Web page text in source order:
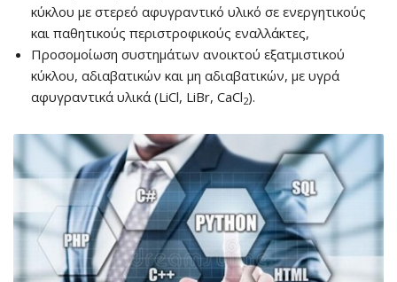
κύκλου με στερεό αφυγραντικό υλικό σε ενεργητικούς
και παθητικούς περιστροφικούς εναλλάκτες,
Προσομοίωση συστημάτων ανοικτού εξατμιστικού
κύκλου, αδιαβατικών και μη αδιαβατικών, με υγρά
αφυγραντικά υλικά (LiCl, LiBr, CaCl2).